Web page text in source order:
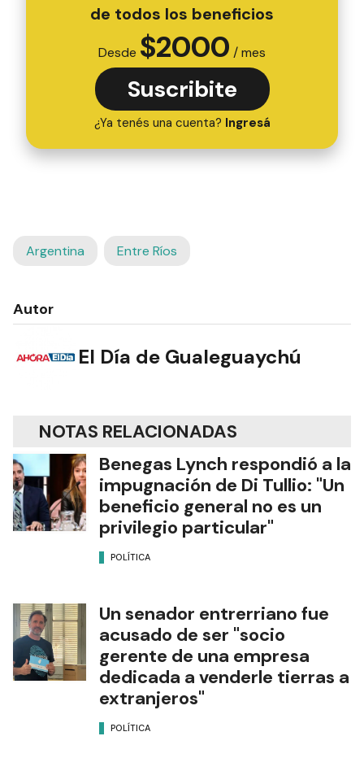
de todos los beneficios
Desde $2000 / mes
Suscribite
¿Ya tenés una cuenta? Ingresá
Argentina Entre Ríos
Autor
El Día de Gualeguaychú
NOTAS RELACIONADAS
Benegas Lynch respondió a la
impugnación de Di Tullio: "Un
beneficio general no es un
privilegio particular"
POLÍTICA
Un senador entrerriano fue
acusado de ser "socio
gerente de una empresa
dedicada a venderle tierras a
extranjeros"
POLÍTICA